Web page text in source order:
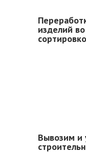
изделий
Вывозим и